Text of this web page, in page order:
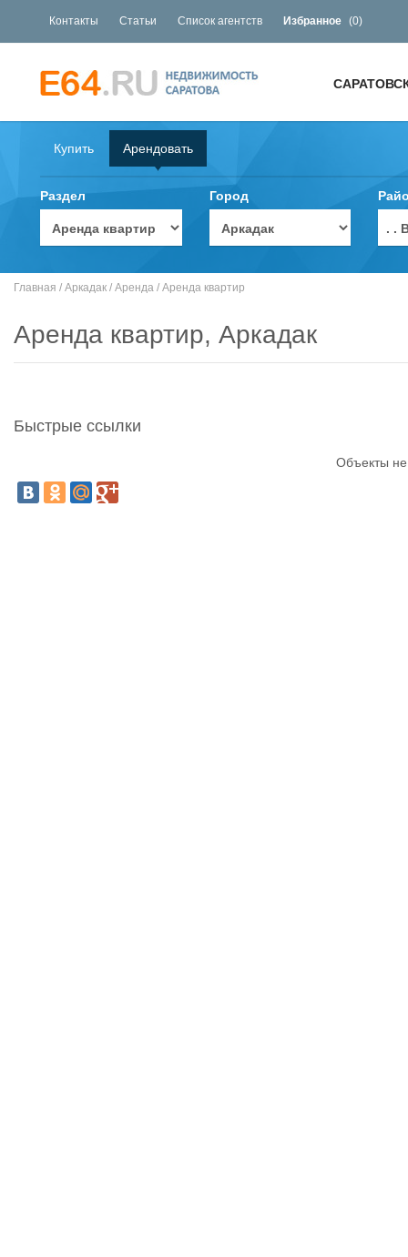
Контакты Статьи Список агентств Избранное (0)
Купить Арендовать
Раздел Город
. .
Главная / Аркадак / Аренда / Аренда квартир
Аренда квартир, Аркадак
Быстрые ссылки
Объекты